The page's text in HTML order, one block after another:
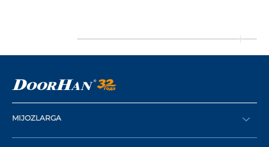
MIJOZLARGA
Buyurtma berish